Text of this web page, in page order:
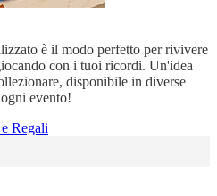
è il modo perfetto per rivivere
con i tuoi ricordi. Un'idea
disponibile in diverse
evento!
Regali